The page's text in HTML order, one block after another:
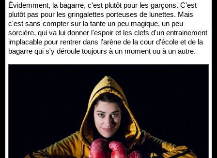
Évidemment, la bagarre, c'est plutôt pour les garçons. C'est
plutôt pas pour les gringalettes porteuses de lunettes. Mais
c'est sans compter sur la tante un peu magique, un peu
sorcière, qui va lui donner l'espoir et les clefs d'un entrainement
implacable pour rentrer dans l'arène de la cour d'école et de la
bagarre qui s'y déroule toujours à un moment ou à un autre.